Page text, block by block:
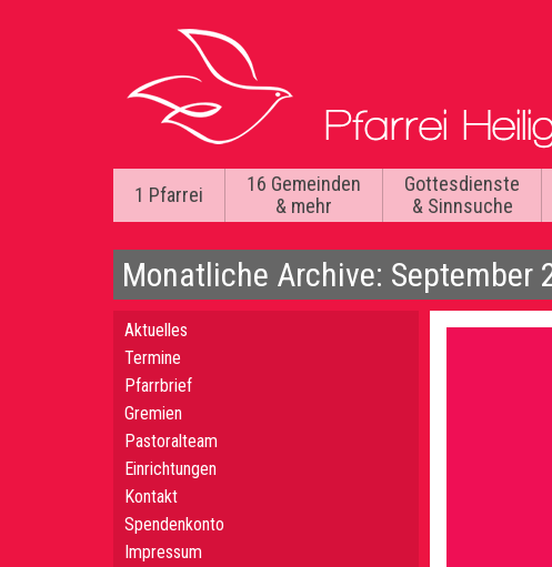
1 Pfarrei
16 Gemeinden
& mehr
Gottesdienste
& Sinnsuche
Monatliche Archive: September
Aktuelles
Termine
Pfarrbrief
Gremien
Pastoralteam
Einrichtungen
Kontakt
Spendenkonto
Impressum